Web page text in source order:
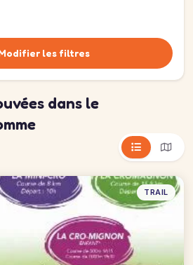
les filtres
dans le
TRAIL